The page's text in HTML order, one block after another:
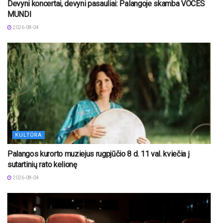
Devyni koncertai, devyni pasauliai: Palangoje skamba VOCES
MUNDI
2026-08-04
KULTŪRA
Palangos kurorto muziejus rugpjūčio 8 d. 11 val. kviečia į
sutartinių rato kelionę
2026-08-04